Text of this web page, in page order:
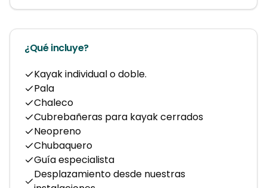
¿Qué incluye?
Kayak individual o doble.
Pala
Chaleco
Cubrebañeras para kayak cerrados
Neopreno
Chubaquero
Guía especialista
Desplazamiento desde nuestras